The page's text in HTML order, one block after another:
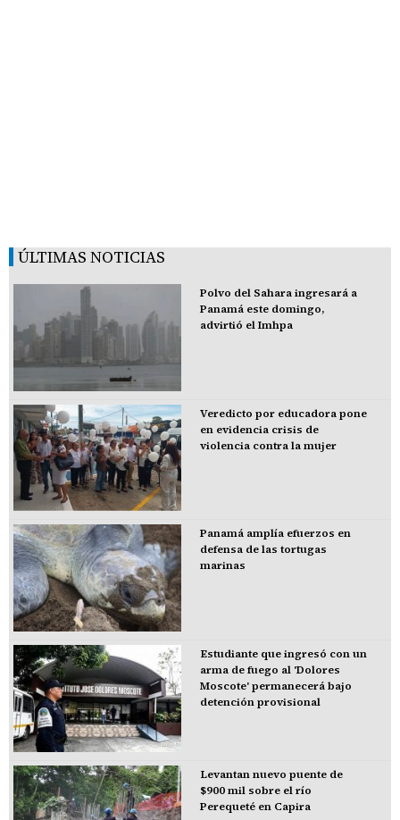
ÚLTIMAS NOTICIAS
Polvo del Sahara ingresará a
Panamá este domingo,
advirtió el Imhpa
Veredicto por educadora pone
en evidencia crisis de
violencia contra la mujer
Panamá amplía efuerzos en
defensa de las tortugas
marinas
Estudiante que ingresó con un
arma de fuego al 'Dolores
Moscote' permanecerá bajo
detención provisional
Levantan nuevo puente de
$900 mil sobre el río
Perequeté en Capira